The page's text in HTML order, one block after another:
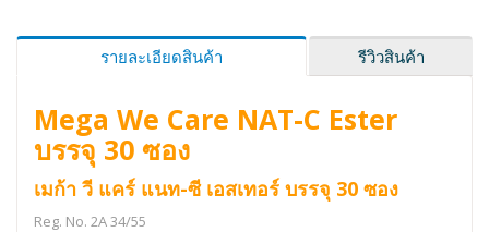
รายละเอียดสินค้า รีวิวสินค้า
Mega We Care NAT-C Ester
บรรจุ 30 ซอง
เมก้า วี แคร์ แนท-ซี เอสเทอร์ บรรจุ 30 ซอง
Reg. No. 2A 34/55